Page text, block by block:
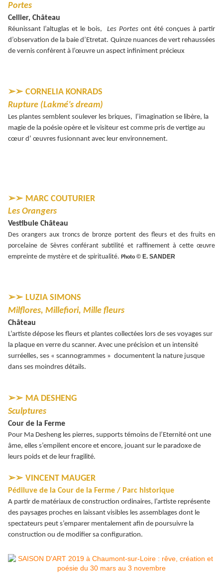
Portes
Cellier, Château
Réunissant l’altuglas et le bois, Les Portes ont été conçues à partir
d’observation de la baie d’Etretat. Quinze nuances de vert rehaussées
de vernis confèrent à l’œuvre un aspect infiniment précieux
➢➢ CORNELIA KONRADS
Rupture (Lakmé’s dream)
Les plantes semblent soulever les briques, l’imagination se libère, la
magie de la poésie opère et le visiteur est comme pris de vertige au
cœur d’ œuvres fusionnant avec leur environnement.
➢➢ MARC COUTURIER
Les Orangers
Vestibule Château
Des orangers aux troncs de bronze portent des fleurs et des fruits en
porcelaine de Sèvres conférant subtilité et raffinement à cette œuvre
empreinte de mystère et de spiritualité. Photo © E. SANDER
➢➢ LUZIA SIMONS
Milflores, Millefiori, Mille fleurs
Château
L’artiste dépose les fleurs et plantes collectées lors de ses voyages sur
la plaque en verre du scanner. Avec une précision et un intensité
surréelles, ses « scannogrammes » documentent la nature jusque
dans ses moindres détails.
➢➢ MA DESHENG
Sculptures
Cour de la Ferme
Pour Ma Desheng les pierres, supports témoins de l’Eternité ont une
âme, elles s’empilent encore et encore, jouant sur le paradoxe de
leurs poids et de leur fragilité.
➢➢ VINCENT MAUGER
Pédiluve de la Cour de la Ferme / Parc historique
A partir de matériaux de construction ordinaires, l’artiste représente
des paysages proches en laissant visibles les assemblages dont le
spectateurs peut s’emparer mentalement afin de poursuivre la
construction ou de modifier sa configuration.